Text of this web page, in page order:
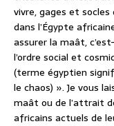
vivre, gages et socles
dans l’Égypte
assurer la maât,
l’ordre social et
(terme égyptien
le chaos) ». Je vous
maât ou de l’attrait
africains actuels de